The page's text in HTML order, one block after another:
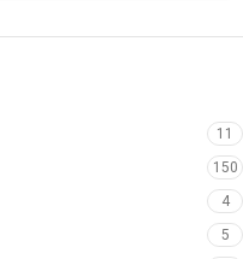
11
150
4
5